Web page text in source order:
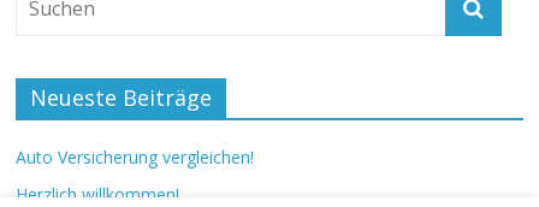
Neueste Beiträge
Auto Versicherung vergleichen!
Herzlich willkommen!